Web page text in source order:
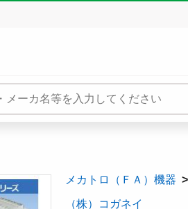
メカトロ（ＦＡ）機器
（株）コガネイ